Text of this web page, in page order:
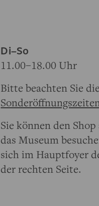
Di–So
11.00–18.00 Uhr
Bitte beachten Sie die
Sie können den
das Museum
sich im Hauptfoyer
der rechten Seite.